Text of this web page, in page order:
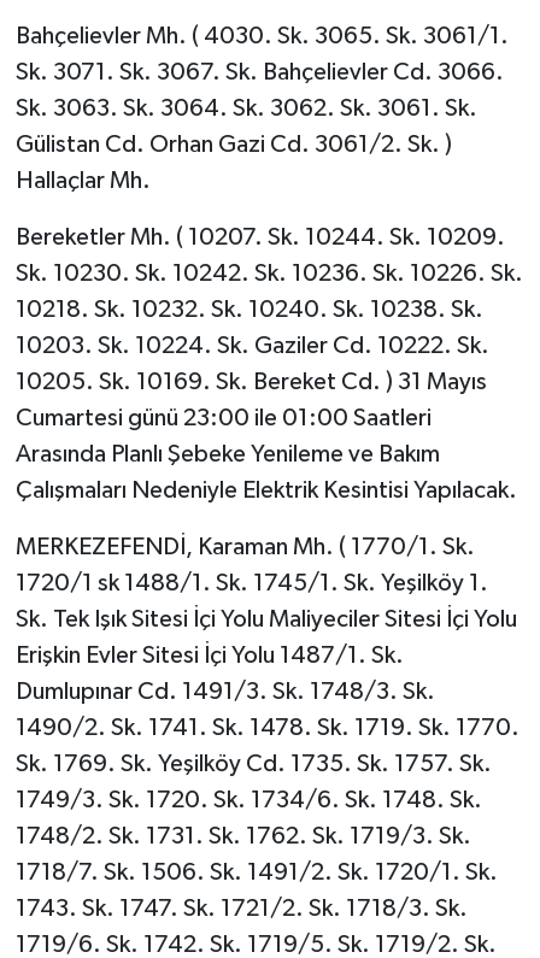
Bahçelievler Mh. ( 4030. Sk. 3065. Sk. 3061/1.
Sk. 3071. Sk. 3067. Sk. Bahçelievler Cd. 3066.
Sk. 3063. Sk. 3064. Sk. 3062. Sk. 3061. Sk.
Gülistan Cd. Orhan Gazi Cd. 3061/2. Sk. )
Hallaçlar Mh.
Bereketler Mh. ( 10207. Sk. 10244. Sk. 10209.
Sk. 10230. Sk. 10242. Sk. 10236. Sk. 10226. Sk.
10218. Sk. 10232. Sk. 10240. Sk. 10238. Sk.
10203. Sk. 10224. Sk. Gaziler Cd. 10222. Sk.
10205. Sk. 10169. Sk. Bereket Cd. ) 31 Mayıs
Cumartesi günü 23:00 ile 01:00 Saatleri
Arasında Planlı Şebeke Yenileme ve Bakım
Çalışmaları Nedeniyle Elektrik Kesintisi Yapılacak.
MERKEZEFENDİ, Karaman Mh. ( 1770/1. Sk.
1720/1 sk 1488/1. Sk. 1745/1. Sk. Yeşilköy 1.
Sk. Tek Işık Sitesi İçi Yolu Maliyeciler Sitesi İçi Yolu
Erişkin Evler Sitesi İçi Yolu 1487/1. Sk.
Dumlupınar Cd. 1491/3. Sk. 1748/3. Sk.
1490/2. Sk. 1741. Sk. 1478. Sk. 1719. Sk. 1770.
Sk. 1769. Sk. Yeşilköy Cd. 1735. Sk. 1757. Sk.
1749/3. Sk. 1720. Sk. 1734/6. Sk. 1748. Sk.
1748/2. Sk. 1731. Sk. 1762. Sk. 1719/3. Sk.
1718/7. Sk. 1506. Sk. 1491/2. Sk. 1720/1. Sk.
1743. Sk. 1747. Sk. 1721/2. Sk. 1718/3. Sk.
1719/6. Sk. 1742. Sk. 1719/5. Sk. 1719/2. Sk.